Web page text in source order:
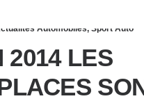
Automobiles, Sport Auto
2014 LES